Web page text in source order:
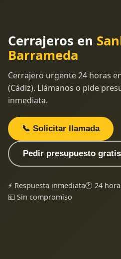
Cerrajeros en
Barrameda
Cerrajero urgente 24 horas
(Cádiz). Llámanos o pide
inmediata.
📞 Solicitar llamada
Pedir presupuesto gratis
⚡ Respuesta inmediata🕐 24
💶 Sin compromiso